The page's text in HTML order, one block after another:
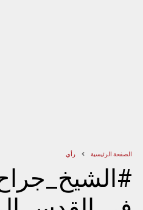
الصفحة الرئيسية رأي